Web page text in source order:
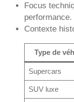
Focus
performance.
Contexte
Type de
Supercars
SUV luxe